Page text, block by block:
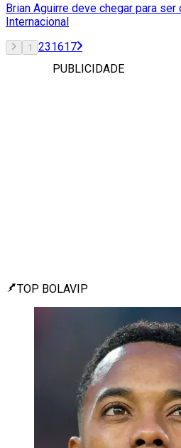
Brian Aguirre deve chegar para
Internacional
1 231617
PUBLICIDADE
TOP BOLAVIP